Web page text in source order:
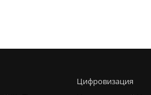
Цифровизация